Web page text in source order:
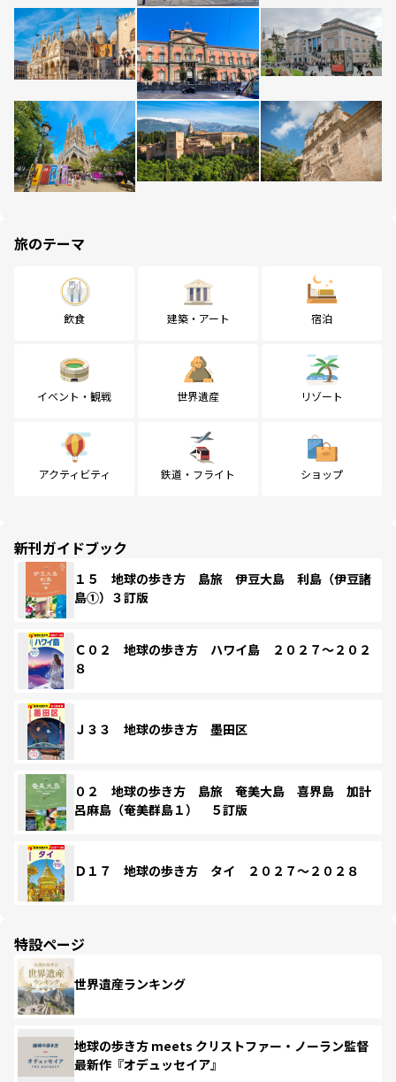
旅のテーマ
飲食 建築・アート 宿泊
イベント・観戦 世界遺産 リゾート
アクティビティ 鉄道・フライト ショップ
新刊ガイドブック
１５ 地球の歩き方 島旅 伊豆大島 利島（伊豆諸
島①）３訂版
Ｃ０２ 地球の歩き方 ハワイ島 ２０２７～２０２
８
Ｊ３３ 地球の歩き方 墨田区
０２ 地球の歩き方 島旅 奄美大島 喜界島 加計
呂麻島（奄美群島１） ５訂版
Ｄ１７ 地球の歩き方 タイ ２０２７～２０２８
特設ページ
世界遺産ランキング
地球の歩き方 meets クリストファー・ノーラン監督
最新作『オデュッセイア』